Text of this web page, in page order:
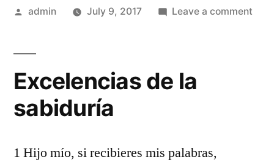
Posted
admin July 9, 2017 Leave a comment
Excelencias de la
sabiduría
1 Hijo mío, si recibieres mis palabras,